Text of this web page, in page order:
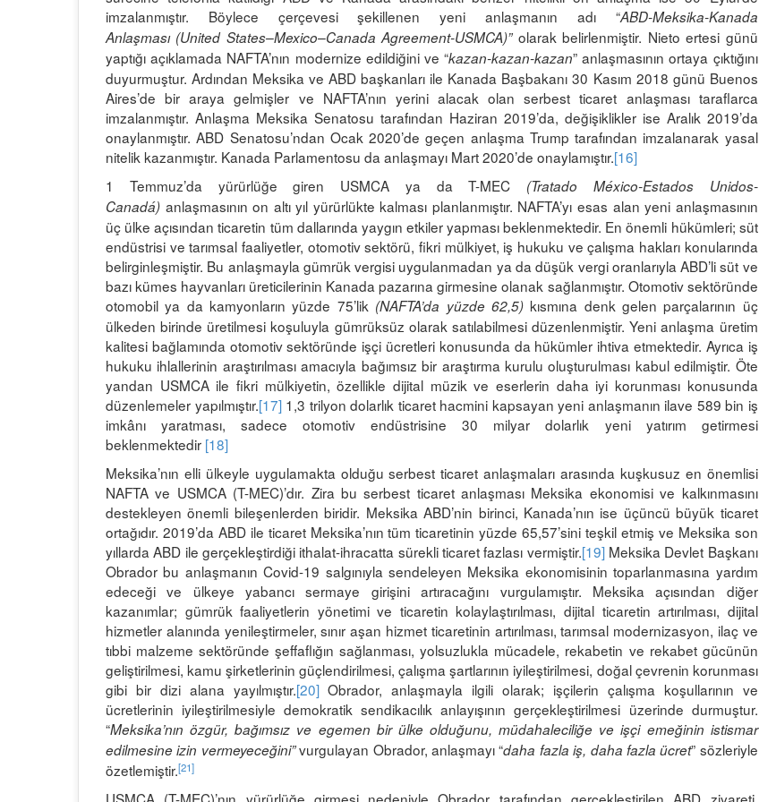
imzalanmıştır. Böylece çerçevesi şekillenen yeni anlaşmanın adı “ABD-Meksika-Kanada
Anlaşması (United States–Mexico–Canada Agreement-USMCA)” olarak belirlenmiştir. Nieto ertesi günü
yaptığı açıklamada NAFTA’nın modernize edildiğini ve “kazan-kazan-kazan” anlaşmasının ortaya çıktığını
duyurmuştur. Ardından Meksika ve ABD başkanları ile Kanada Başbakanı 30 Kasım 2018 günü Buenos
Aires’de bir araya gelmişler ve NAFTA’nın yerini alacak olan serbest ticaret anlaşması taraflarca
imzalanmıştır. Anlaşma Meksika Senatosu tarafından Haziran 2019’da, değişiklikler ise Aralık 2019’da
onaylanmıştır. ABD Senatosu’ndan Ocak 2020’de geçen anlaşma Trump tarafından imzalanarak yasal
nitelik kazanmıştır. Kanada Parlamentosu da anlaşmayı Mart 2020’de onaylamıştır.[16]
1 Temmuz’da yürürlüğe giren USMCA ya da T-MEC (Tratado México-Estados Unidos-
Canadá) anlaşmasının on altı yıl yürürlükte kalması planlanmıştır. NAFTA’yı esas alan yeni anlaşmasının
üç ülke açısından ticaretin tüm dallarında yaygın etkiler yapması beklenmektedir. En önemli hükümleri; süt
endüstrisi ve tarımsal faaliyetler, otomotiv sektörü, fikri mülkiyet, iş hukuku ve çalışma hakları konularında
belirginleşmiştir. Bu anlaşmayla gümrük vergisi uygulanmadan ya da düşük vergi oranlarıyla ABD’li süt ve
bazı kümes hayvanları üreticilerinin Kanada pazarına girmesine olanak sağlanmıştır. Otomotiv sektöründe
otomobil ya da kamyonların yüzde 75’lik (NAFTA’da yüzde 62,5)kısmına denk gelen parçalarının üç
ülkeden birinde üretilmesi koşuluyla gümrüksüz olarak satılabilmesi düzenlenmiştir. Yeni anlaşma üretim
kalitesi bağlamında otomotiv sektöründe işçi ücretleri konusunda da hükümler ihtiva etmektedir. Ayrıca iş
hukuku ihlallerinin araştırılması amacıyla bağımsız bir araştırma kurulu oluşturulması kabul edilmiştir. Öte
yandan USMCA ile fikri mülkiyetin, özellikle dijital müzik ve eserlerin daha iyi korunması konusunda
düzenlemeler yapılmıştır.[17]1,3 trilyon dolarlık ticaret hacmini kapsayan yeni anlaşmanın ilave 589 bin iş
imkânı yaratması, sadece otomotiv endüstrisine 30 milyar dolarlık yeni yatırım getirmesi
beklenmektedir [18]
Meksika’nın elli ülkeyle uygulamakta olduğu serbest ticaret anlaşmaları arasında kuşkusuz en önemlisi
NAFTA ve USMCA (T-MEC)’dır. Zira bu serbest ticaret anlaşması Meksika ekonomisi ve kalkınmasını
destekleyen önemli bileşenlerden biridir. Meksika ABD’nin birinci, Kanada’nın ise üçüncü büyük ticaret
ortağıdır. 2019’da ABD ile ticaret Meksika’nın tüm ticaretinin yüzde 65,57’sini teşkil etmiş ve Meksika son
yıllarda ABD ile gerçekleştirdiği ithalat-ihracatta sürekli ticaret fazlası vermiştir.[19]Meksika Devlet Başkanı
Obrador bu anlaşmanın Covid-19 salgınıyla sendeleyen Meksika ekonomisinin toparlanmasına yardım
edeceği ve ülkeye yabancı sermaye girişini artıracağını vurgulamıştır. Meksika açısından diğer
kazanımlar; gümrük faaliyetlerin yönetimi ve ticaretin kolaylaştırılması, dijital ticaretin artırılması, dijital
hizmetler alanında yenileştirmeler, sınır aşan hizmet ticaretinin artırılması, tarımsal modernizasyon, ilaç ve
tıbbi malzeme sektöründe şeffaflığın sağlanması, yolsuzlukla mücadele, rekabetin ve rekabet gücünün
geliştirilmesi, kamu şirketlerinin güçlendirilmesi, çalışma şartlarının iyileştirilmesi, doğal çevrenin korunması
gibi bir dizi alana yayılmıştır.[20]Obrador, anlaşmayla ilgili olarak; işçilerin çalışma koşullarının ve
ücretlerinin iyileştirilmesiyle demokratik sendikacılık anlayışının gerçekleştirilmesi üzerinde durmuştur.
“Meksika’nın özgür, bağımsız ve egemen bir ülke olduğunu, müdahaleciliğe ve işçi emeğinin istismar
edilmesine izin vermeyeceğini”vurgulayan Obrador, anlaşmayı “daha fazla iş, daha fazla ücret” sözleriyle
özetlemiştir.[21]